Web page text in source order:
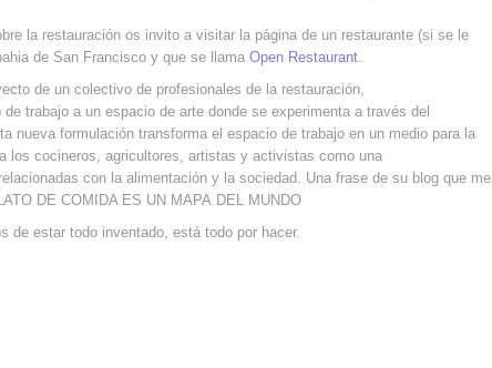
la restauración os invito a visitar la página de un restaurante (si se le
de San Francisco y que se llama Open Restaurant.
de un colectivo de profesionales de la restauración,
trabajo a un espacio de arte donde se experimenta a través del
nueva formulación transforma el espacio de trabajo en un medio para la
los cocineros, agricultores, artistas y activistas como una
con la alimentación y la sociedad. Una frase de su blog que me
DE COMIDA ES UN MAPA DEL MUNDO
de estar todo inventado, está todo por hacer.